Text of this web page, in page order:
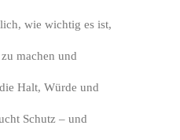
wie wichtig es ist,
machen und
Halt, Würde und
Schutz – und